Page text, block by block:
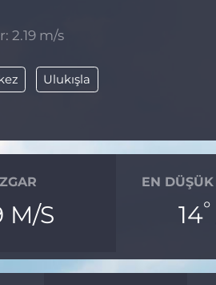
2.19 m/s
Ulukışla
M/S
EN
14°